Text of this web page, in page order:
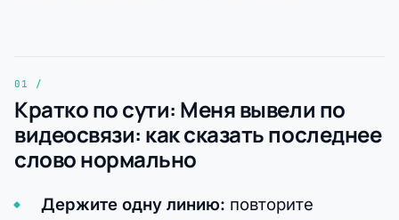
Кратко по сути: Меня вывели по
видеосвязи: как сказать последнее
слово нормально
Держите одну линию: повторите